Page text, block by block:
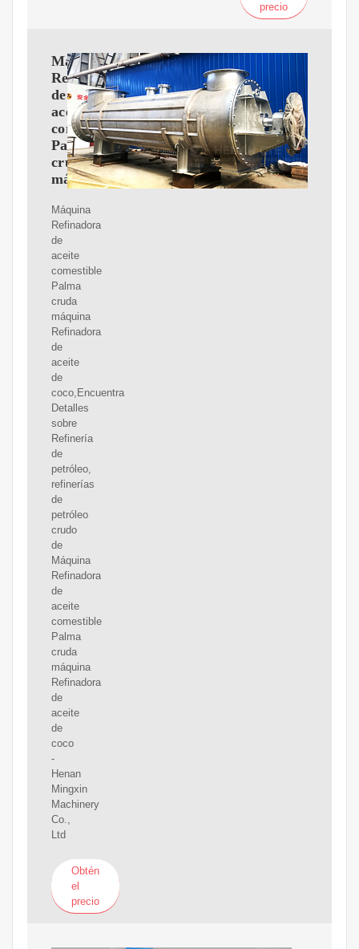
precio
Máquina
Refinadora
de
aceite
comestible
Palma
cruda
máquina
Máquina
Refinadora
de
aceite
comestible
Palma
cruda
máquina
Refinadora
de
aceite
de
coco,Encuentra
Detalles
sobre
Refinería
de
petróleo,
refinerías
de
petróleo
crudo
de
Máquina
Refinadora
de
aceite
comestible
Palma
cruda
máquina
Refinadora
de
aceite
de
coco
-
Henan
Mingxin
Machinery
Co.,
Ltd
Obtén
el
precio